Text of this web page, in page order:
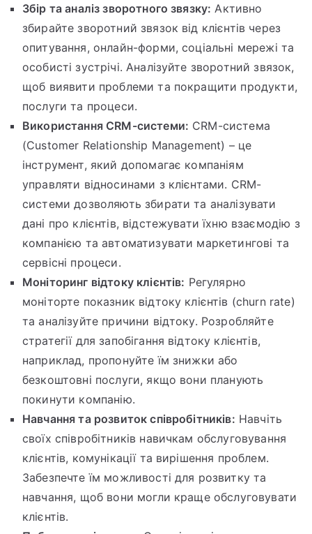
Збір та аналіз зворотного звязку: Активно
збирайте зворотний звязок від клієнтів через
опитування, онлайн-форми, соціальні мережі та
особисті зустрічі. Аналізуйте зворотний звязок,
щоб виявити проблеми та покращити продукти,
послуги та процеси.
Використання CRM-системи: CRM-система
(Customer Relationship Management) – це
інструмент, який допомагає компаніям
управляти відносинами з клієнтами. CRM-
системи дозволяють збирати та аналізувати
дані про клієнтів, відстежувати їхню взаємодію з
компанією та автоматизувати маркетингові та
сервісні процеси.
Моніторинг відтоку клієнтів: Регулярно
моніторте показник відтоку клієнтів (churn rate)
та аналізуйте причини відтоку. Розробляйте
стратегії для запобігання відтоку клієнтів,
наприклад, пропонуйте їм знижки або
безкоштовні послуги, якщо вони планують
покинути компанію.
Навчання та розвиток співробітників: Навчіть
своїх співробітників навичкам обслуговування
клієнтів, комунікації та вирішення проблем.
Забезпечте їм можливості для розвитку та
навчання, щоб вони могли краще обслуговувати
клієнтів.